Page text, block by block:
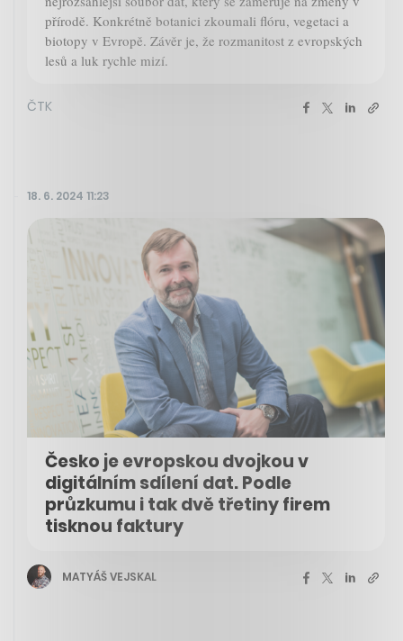
přírodě. Konkrétně botanici zkoumali flóru, vegetaci a
biotopy v Evropě. Závěr je, že rozmanitost z evropských
lesů a luk rychle mizí.
ČTK
18. 6. 2024 11:23
Česko je evropskou dvojkou v
digitálním sdílení dat. Podle
průzkumu i tak dvě třetiny firem
tisknou faktury
MATYÁŠ VEJSKAL